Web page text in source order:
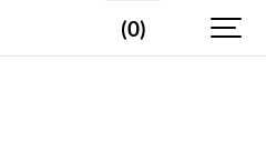
(0)